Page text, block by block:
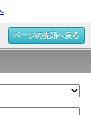
ページの先頭へ戻る